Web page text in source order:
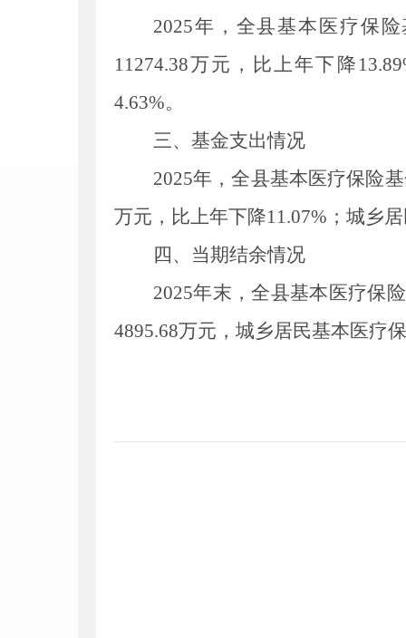
2025年，全县基本医疗保
11274.38万元，比上年下降 13.8
4.63%。
三、基金支出情况
2025年，全县基本医疗保险
万元，比上年下降11.07% ；城乡
四、当期结余情况
2025年末，全县基本医疗保
4895.68万元，城乡居民基本医疗